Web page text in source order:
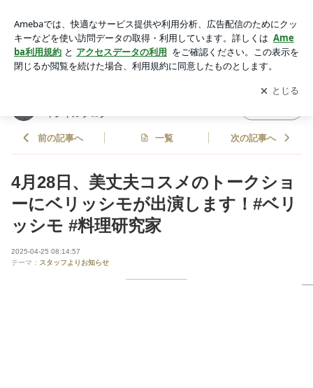
ます！#ベリッシモ #料理研究家 | 料理研究家ベリッシモ・フ
ランチェスコ オフィシャルブログ Powered by Ameba
アプリをダウンロードして ブログの更新通知
を受け取りまし
ょう。
開く
ィシャルブログ
前の記事へ 一覧 次の記事へ
4月28日、美丈夫コスメのトークショ
ーにベリッシモが出演します！#ベリ
ッシモ #料理研究家
2025-04-25 08:14:57
テーマ： スタッフよりお知らせ